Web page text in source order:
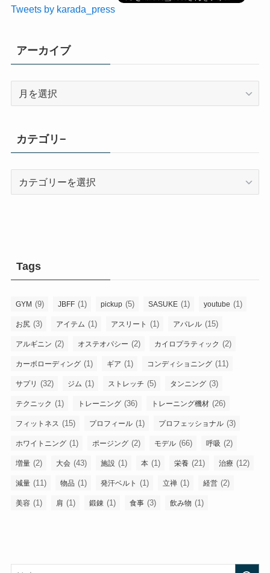
Tweets by karada_press
アーカイブ
ブ
カテゴリ−
Tags
GYM (9) JBFF (1) pickup (5) SASUKE (1) youtube (1)
お尻 (3) アイテム (1) アスリート (1) アパレル (15)
アルギニン (2) オステオパシー (2) カイロプラティック (2)
カーボローディング (1) ギア (1) コンディショニング (11)
サプリ (32) ジム (1) ストレッチ (5) タンニング (3)
テクニック (1) トレーニング (36) トレーニング機材 (26)
フィットネス (15) プロフィール (1) プロフェッショナル (3)
ホワイトニング (1) ポージング (2) モデル (66) 呼吸 (2)
増量 (2) 大会 (43) 施設 (1) 本 (1) 栄養 (21) 治療 (12)
減量 (11) 物品 (1) 発汗ベルト (1) 立禅 (1) 経営 (2)
美容 (1) 肩 (1) 鍛錬 (1) 食事 (3) 飲み物 (1)